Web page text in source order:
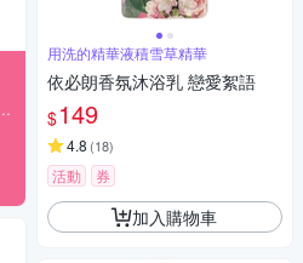
用洗的精華液積雪草精華
依必朗香氛沐浴乳 戀愛絮語
$149
4.8 (18)
活動 券
加入購物車